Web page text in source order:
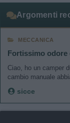
Argomenti
MECCANICA
Fortissimo odore
Ciao, ho un camper
cambio manuale
sicce